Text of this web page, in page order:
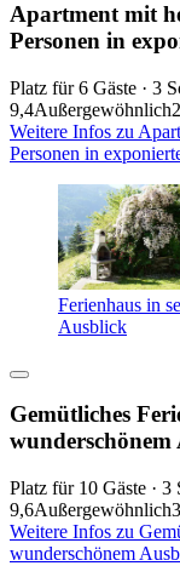
Apartment mit
Personen in
Platz für 6 Gäste · 3
9,4Außergewöhnlich
Weitere Infos zu
Personen in
Ferienhaus in
Ausblick
Gemütliches
wunderschönem
Platz für 10 Gäste ·
9,6Außergewöhnlich
Weitere Infos zu
wunderschönem